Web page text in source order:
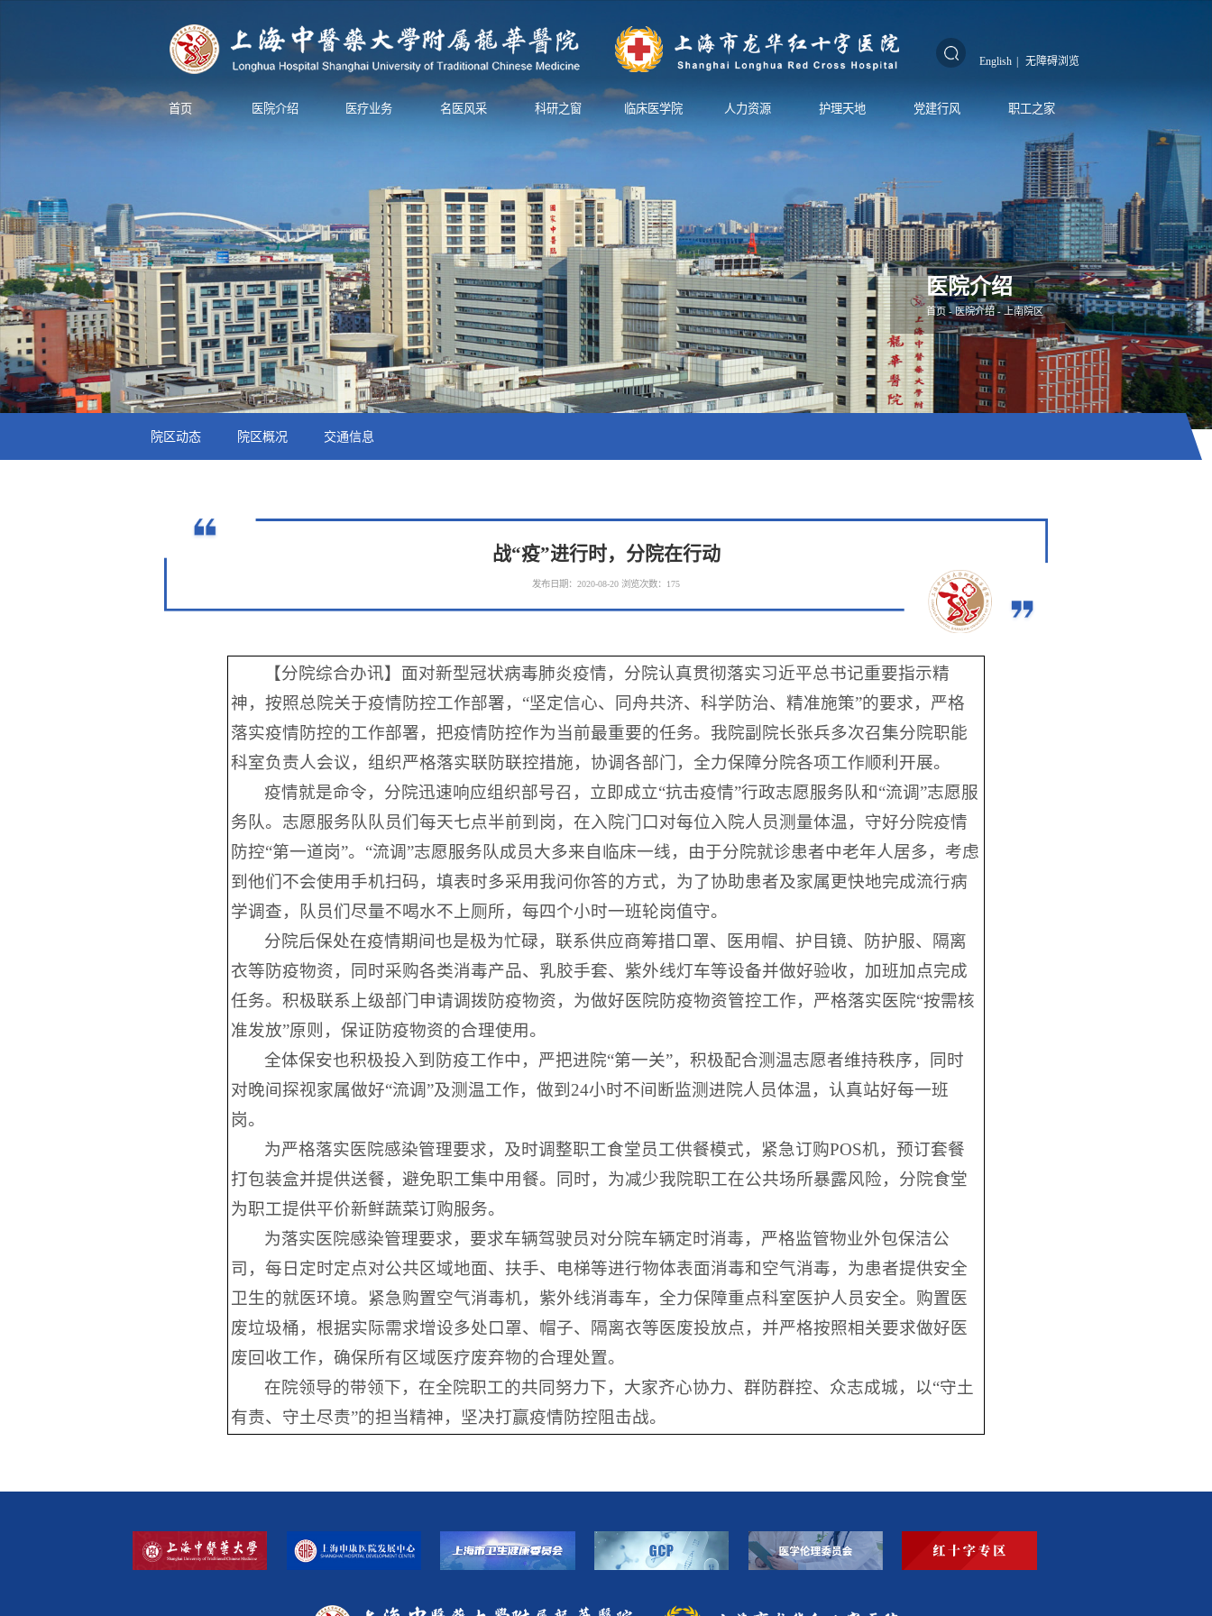
English | 无障碍浏览
首页 医院介绍 医疗业务 名医风采 科研之窗 临床医学院 人力资源 护理天地 党建行风 职工之家
医院介绍
首页- 医院介绍-上南院区
院区动态 院区概况 交通信息
战“疫”进行时，分院在行动
发布日期：2020-08-20 浏览次数： 175
【分院综合办讯】面对新型冠状病毒肺炎疫情，分院认真贯彻落实习近平总书记重要指示精
神，按照总院关于疫情防控工作部署，“坚定信心、同舟共济、科学防治、精准施策”的要求，严格
落实疫情防控的工作部署，把疫情防控作为当前最重要的任务。我院副院长张兵多次召集分院职能
科室负责人会议，组织严格落实联防联控措施，协调各部门，全力保障分院各项工作顺利开展。
疫情就是命令，分院迅速响应组织部号召，立即成立“抗击疫情”行政志愿服务队和“流调”志愿服
务队。志愿服务队队员们每天七点半前到岗，在入院门口对每位入院人员测量体温，守好分院疫情
防控“第一道岗”。“流调”志愿服务队成员大多来自临床一线，由于分院就诊患者中老年人居多，考虑
到他们不会使用手机扫码，填表时多采用我问你答的方式，为了协助患者及家属更快地完成流行病
学调查，队员们尽量不喝水不上厕所，每四个小时一班轮岗值守。
分院后保处在疫情期间也是极为忙碌，联系供应商筹措口罩、医用帽、护目镜、防护服、隔离
衣等防疫物资，同时采购各类消毒产品、乳胶手套、紫外线灯车等设备并做好验收，加班加点完成
任务。积极联系上级部门申请调拨防疫物资，为做好医院防疫物资管控工作，严格落实医院“按需核
准发放”原则，保证防疫物资的合理使用。
全体保安也积极投入到防疫工作中，严把进院“第一关”，积极配合测温志愿者维持秩序，同时
对晚间探视家属做好“流调”及测温工作，做到24小时不间断监测进院人员体温，认真站好每一班
岗。
为严格落实医院感染管理要求，及时调整职工食堂员工供餐模式，紧急订购POS机，预订套餐
打包装盒并提供送餐，避免职工集中用餐。同时，为减少我院职工在公共场所暴露风险，分院食堂
为职工提供平价新鲜蔬菜订购服务。
为落实医院感染管理要求，要求车辆驾驶员对分院车辆定时消毒，严格监管物业外包保洁公
司，每日定时定点对公共区域地面、扶手、电梯等进行物体表面消毒和空气消毒，为患者提供安全
卫生的就医环境。紧急购置空气消毒机，紫外线消毒车，全力保障重点科室医护人员安全。购置医
废垃圾桶，根据实际需求增设多处口罩、帽子、隔离衣等医废投放点，并严格按照相关要求做好医
废回收工作，确保所有区域医疗废弃物的合理处置。
在院领导的带领下，在全院职工的共同努力下，大家齐心协力、群防群控、众志成城，以“守土
有责、守土尽责”的担当精神，坚决打赢疫情防控阻击战。